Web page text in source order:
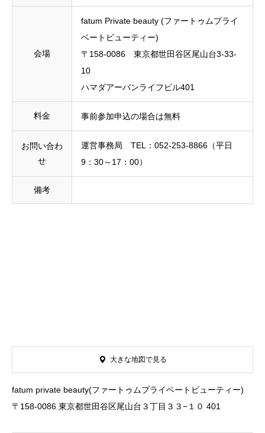
会場
fatum Private beauty (ファートゥムプライ
ベートビューティー)
〒158-0086 東京都世田谷区尾山台3-33-
10
ハマダアーバンライフビル401
料金 事前参加申込の場合は無料
お問い合わ
せ
運営事務局 TEL：052-253-8866（平日
9：30～17：00）
備考
fatum private beauty(ファートゥムプライベートビューティー)
〒158-0086 東京都世田谷区尾山台３丁目３３−１０ 401
大きな地図で見る